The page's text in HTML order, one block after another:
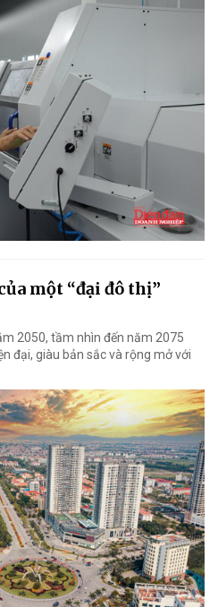
một “đại đô thị”
2050, tầm nhìn đến năm 2075
đại, giàu bản sắc và rộng mở với